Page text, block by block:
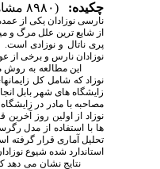
چکیده: (۸۹۸۰ مشاهده)
نارسی نوزادان یکی از
از شایع ترین علل مرگ و
پری ناتال و نوزادی است.
نوزادان نارس و برخی از
زایشگاه های شهر بابل
مصاحبه با مادر در
نوزاد از اولین روز
ها با استفاده از مدل
تحلیل آماری قرار
استاندارد شده شیوع